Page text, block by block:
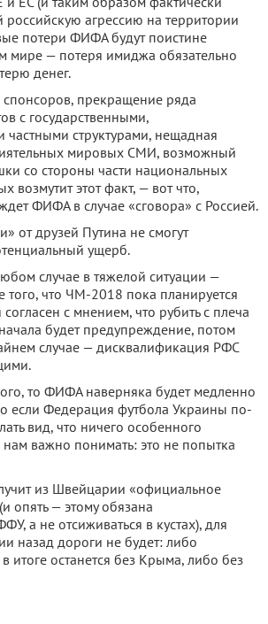
российскую агрессию на территории
потери ФИФА будут поистине
мире — потеря имиджа обязательно
денег.
прекращение ряда
с государственными,
структурами, нещадная
мировых СМИ, возможный
со стороны части национальных
возмутит этот факт, — вот что,
ФИФА в случае «сговора» с Россией.
от друзей Путина не смогут
ущерб.
случае в тяжелой ситуации —
что ЧМ-2018 пока планируется
с мнением, что рубить с плеча
будет предупреждение, потом
случае — дисквалификация РФС
то ФИФА наверняка будет медленно
если Федерация футбола Украины по-
вид, что ничего особенного
важно понимать: это не попытка
из Швейцарии «официальное
опять — этому обязана
а не отсиживаться в кустах), для
назад дороги не будет: либо
итоге останется без Крыма, либо без